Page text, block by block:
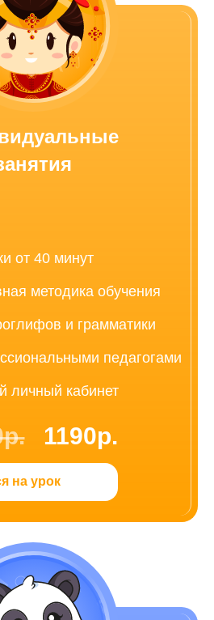
от 40 минут
методика обучения
и грамматики
педагогами
личный кабинет
1190р.
на урок